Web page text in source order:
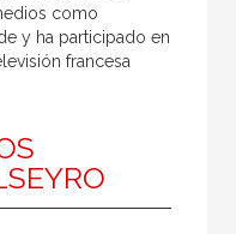
como
y ha participado en
francesa